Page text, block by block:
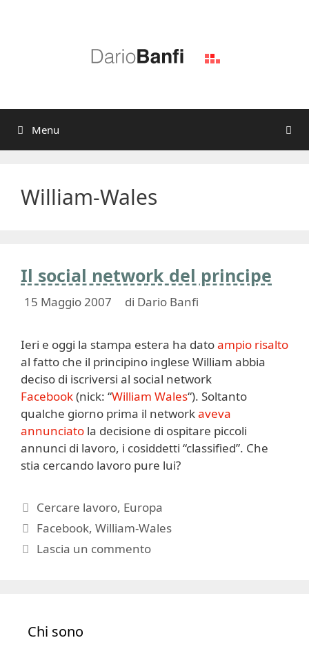
Menu
William-Wales
Il social network del principe
15 Maggio 2007 di Dario Banfi
Ieri e oggi la stampa estera ha datoampio risalto
al fatto che il principino inglese William abbia
deciso di iscriversi al social network
Facebook(nick: “William Wales“). Soltanto
qualche giorno prima il networkaveva
annunciato la decisione di ospitare piccoli
annunci di lavoro, i cosiddetti “classified”. Che
stia cercando lavoro pure lui?
Categorie
Cercare lavoro, Europa
Tag
Facebook,William-Wales
Lascia un commento
Chi sono